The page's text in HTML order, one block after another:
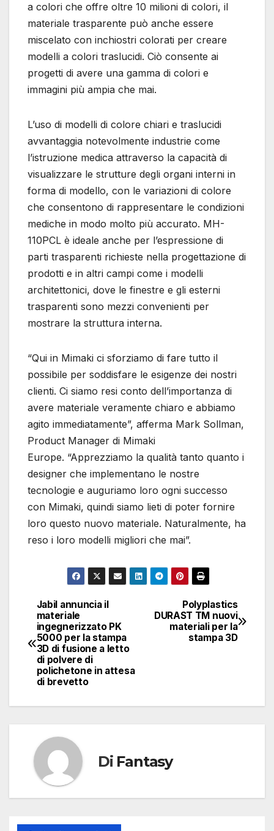
a colori che offre oltre 10 milioni di colori, il
materiale trasparente può anche essere
miscelato con inchiostri colorati per creare
modelli a colori traslucidi. Ciò consente ai
progetti di avere una gamma di colori e
immagini più ampia che mai.
L’uso di modelli di colore chiari e traslucidi
avvantaggia notevolmente industrie come
l’istruzione medica attraverso la capacità di
visualizzare le strutture degli organi interni in
forma di modello, con le variazioni di colore
che consentono di rappresentare le condizioni
mediche in modo molto più accurato. MH-
110PCL è ideale anche per l’espressione di
parti trasparenti richieste nella progettazione di
prodotti e in altri campi come i modelli
architettonici, dove le finestre e gli esterni
trasparenti sono mezzi convenienti per
mostrare la struttura interna.
“Qui in Mimaki ci sforziamo di fare tutto il
possibile per soddisfare le esigenze dei nostri
clienti. Ci siamo resi conto dell’importanza di
avere materiale veramente chiaro e abbiamo
agito immediatamente”, afferma Mark Sollman,
Product Manager di Mimaki
Europe. “Apprezziamo la qualità tanto quanto i
designer che implementano le nostre
tecnologie e auguriamo loro ogni successo
con Mimaki, quindi siamo lieti di poter fornire
loro questo nuovo materiale. Naturalmente, ha
reso i loro modelli migliori che mai”.
Navigazione
articoli
Polyplastics
DURAST TM nuovi
materiali per la
stampa 3D
Jabil annuncia il
materiale
ingegnerizzato PK
5000 per la stampa
3D di fusione a letto
di polvere di
polichetone in attesa
di brevetto
Di Fantasy